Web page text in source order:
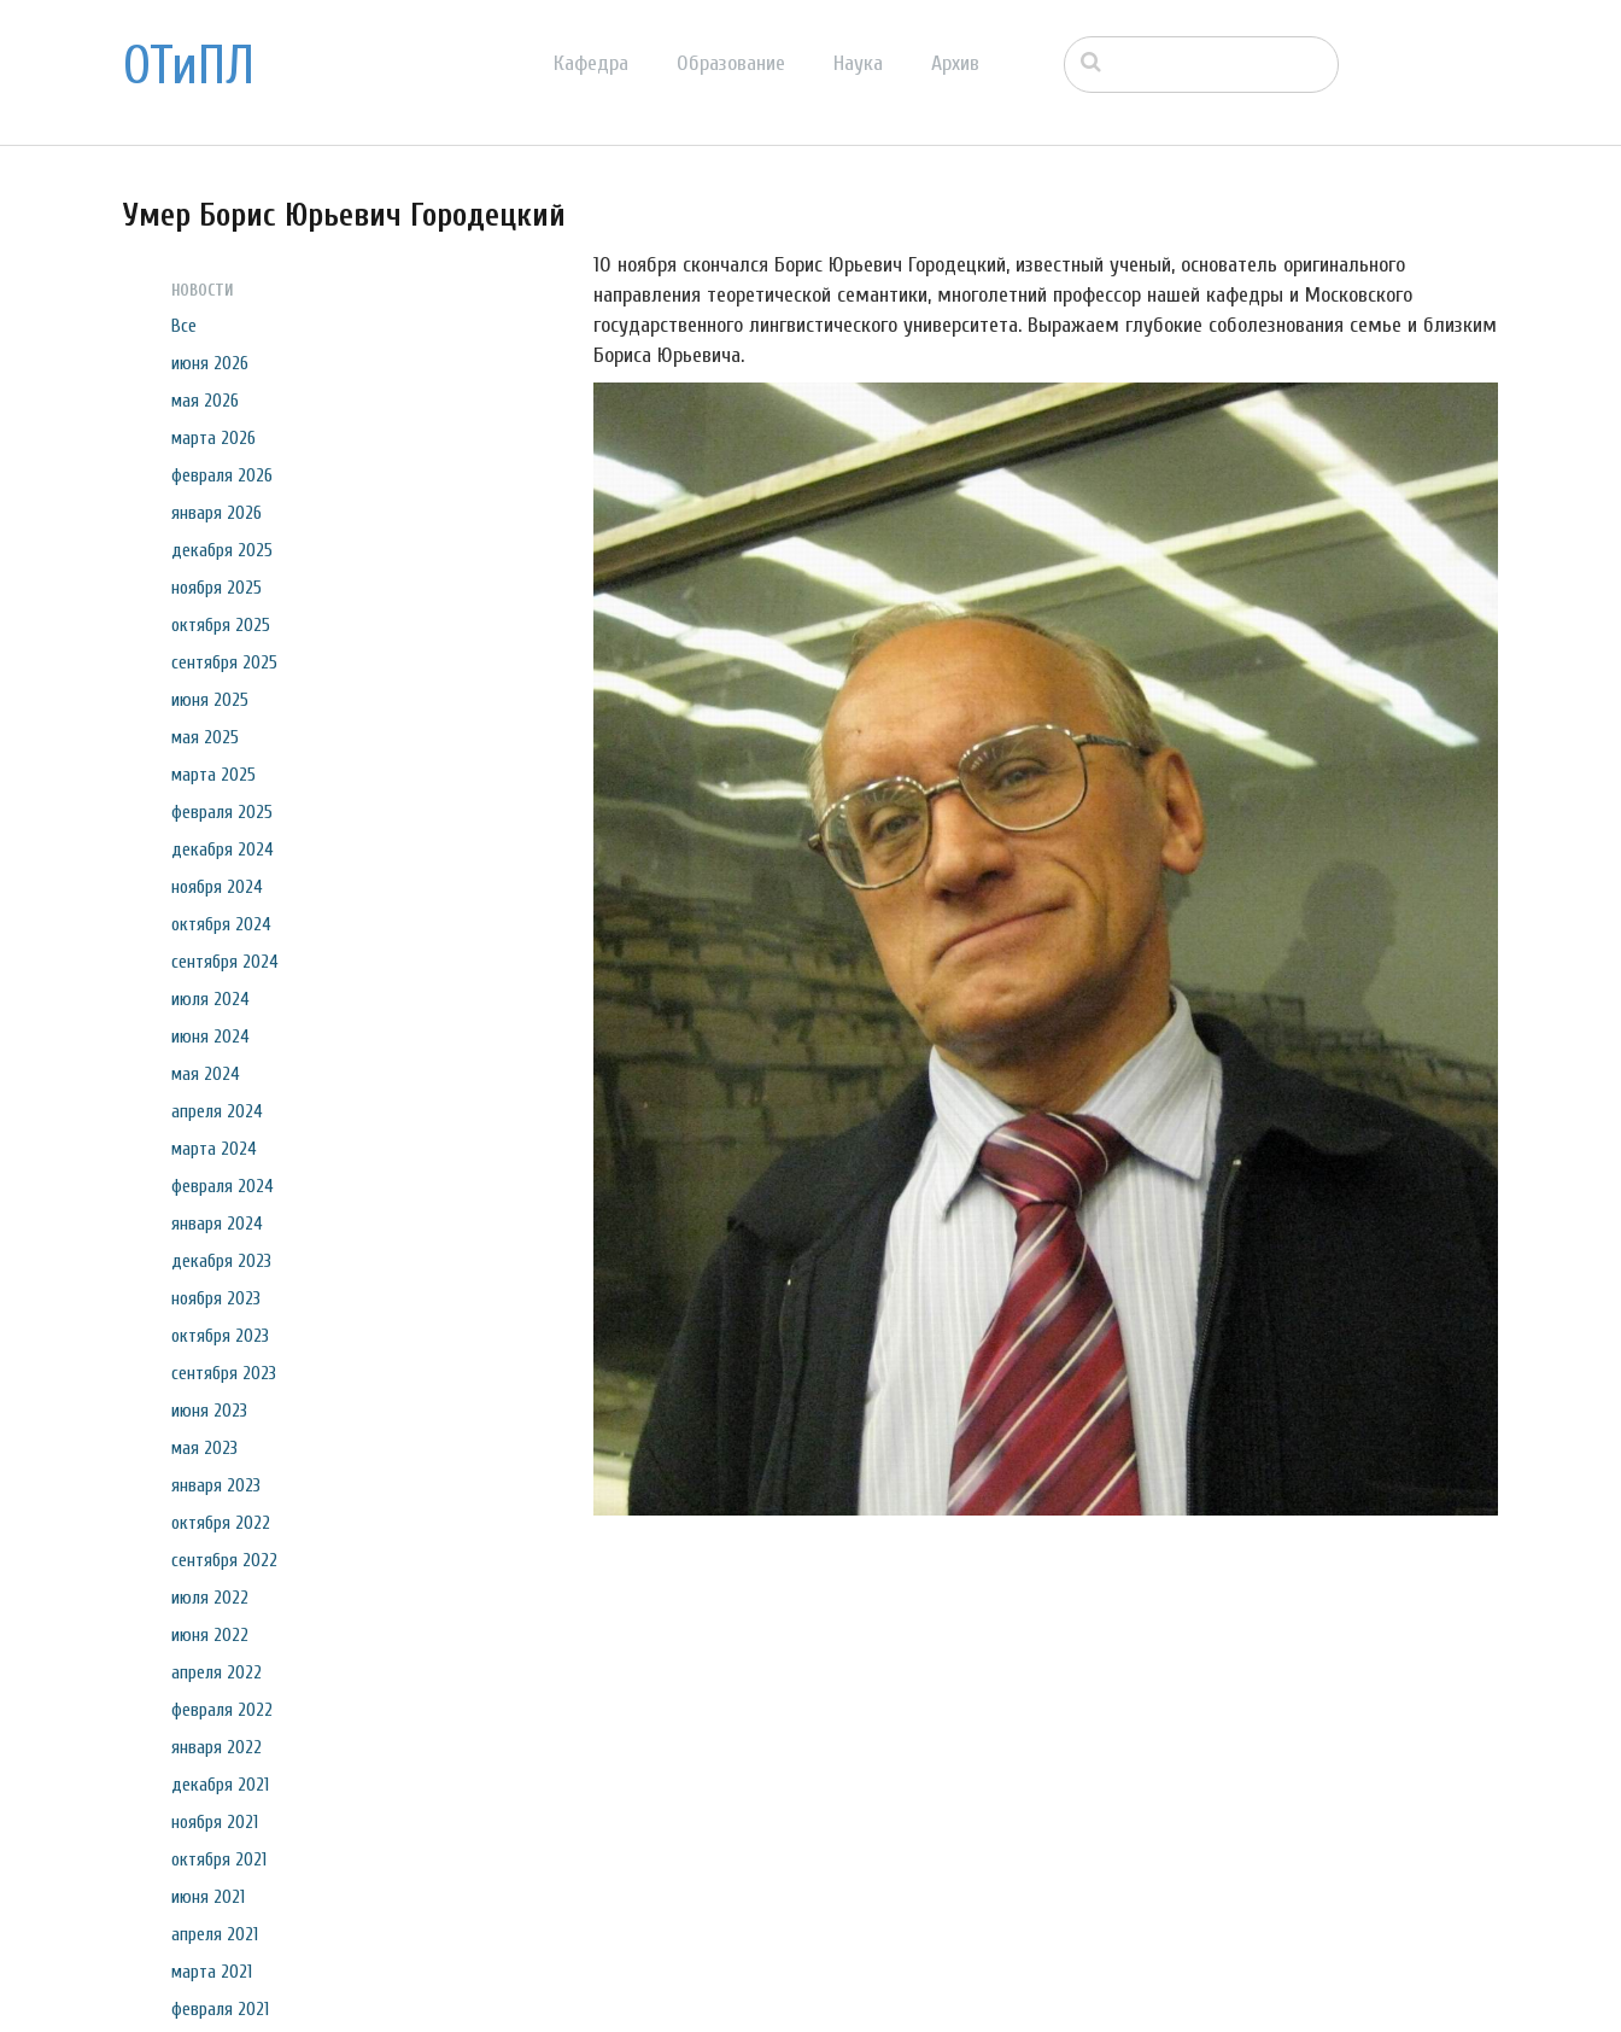
ОТиПЛ Кафедра Образование Наука Архив
Умер Борис Юрьевич Городецкий
НОВОСТИ
Все
июня 2026
мая 2026
марта 2026
февраля 2026
января 2026
декабря 2025
ноября 2025
октября 2025
сентября 2025
июня 2025
мая 2025
марта 2025
февраля 2025
декабря 2024
ноября 2024
октября 2024
сентября 2024
июля 2024
июня 2024
мая 2024
апреля 2024
марта 2024
февраля 2024
января 2024
декабря 2023
ноября 2023
октября 2023
сентября 2023
июня 2023
мая 2023
января 2023
октября 2022
сентября 2022
июля 2022
июня 2022
апреля 2022
февраля 2022
января 2022
декабря 2021
ноября 2021
октября 2021
июня 2021
апреля 2021
марта 2021
февраля 2021
10 ноября скончался Борис Юрьевич Городецкий, известный ученый, основатель оригинального
направления теоретической семантики, многолетний профессор нашей кафедры и Московского
государственного лингвистического университета. Выражаем глубокие соболезнования семье и близким
Бориса Юрьевича.